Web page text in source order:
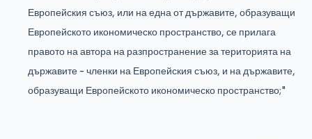
Европейския съюз, или на една от държавите, образуващи
Европейското икономическо пространство, се прилага
правото на автора на разпространение за територията на
държавите - членки на Европейския съюз, и на държавите,
образуващи Европейското икономическо пространство;"